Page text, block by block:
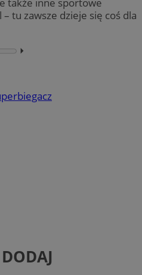
tu zawsze dzieje się coś dla
⏵︎
DODAJ